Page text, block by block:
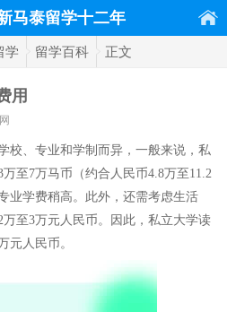
马泰留学十二年
学 留学百科 正文
用
校、专业和学制而异，一般来说，私
至7万马币（约合人民币4.8万至11.2
业学费稍高。此外，还需考虑生活
至3万元人民币。因此，私立大学读
元人民币。